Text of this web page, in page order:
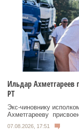
Ильдар Ахметгареев
РТ
Экс‑чиновнику
Ахметгарееву
07.08.2026, 17:51